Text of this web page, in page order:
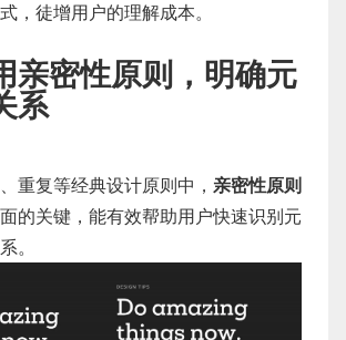
，徒增用户的理解成本。
亲密性原则，明确元
系
重复等经典设计原则中， 亲密性原则
的关键，能有效帮助用户快速识别元
。